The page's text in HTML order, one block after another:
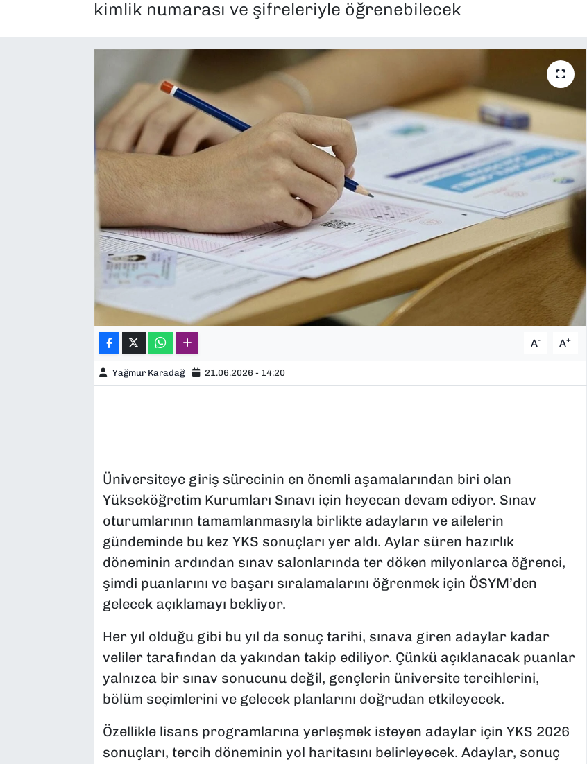
kimlik numarası ve şifreleriyle öğrenebilecek
A- A+
Yağmur Karadağ 21.06.2026 - 14:20
Üniversiteye giriş sürecinin en önemli aşamalarından biri olan
Yükseköğretim Kurumları Sınavı için heyecan devam ediyor. Sınav
oturumlarının tamamlanmasıyla birlikte adayların ve ailelerin
gündeminde bu kez YKS sonuçları yer aldı. Aylar süren hazırlık
döneminin ardından sınav salonlarında ter döken milyonlarca öğrenci,
şimdi puanlarını ve başarı sıralamalarını öğrenmek için ÖSYM’den
gelecek açıklamayı bekliyor.
Her yıl olduğu gibi bu yıl da sonuç tarihi, sınava giren adaylar kadar
veliler tarafından da yakından takip ediliyor. Çünkü açıklanacak puanlar
yalnızca bir sınav sonucunu değil, gençlerin üniversite tercihlerini,
bölüm seçimlerini ve gelecek planlarını doğrudan etkileyecek.
Özellikle lisans programlarına yerleşmek isteyen adaylar için YKS 2026
sonuçları, tercih döneminin yol haritasını belirleyecek. Adaylar, sonuç
YEREL YÖNETİMLER